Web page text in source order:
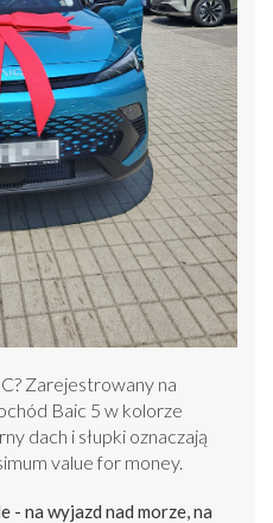
Zarejestrowany na
Baic 5 w kolorze
dach i słupki oznaczają
value for money.
na wyjazd nad morze, na